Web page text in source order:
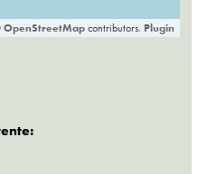
OpenStreetMapcontributors. Plugin